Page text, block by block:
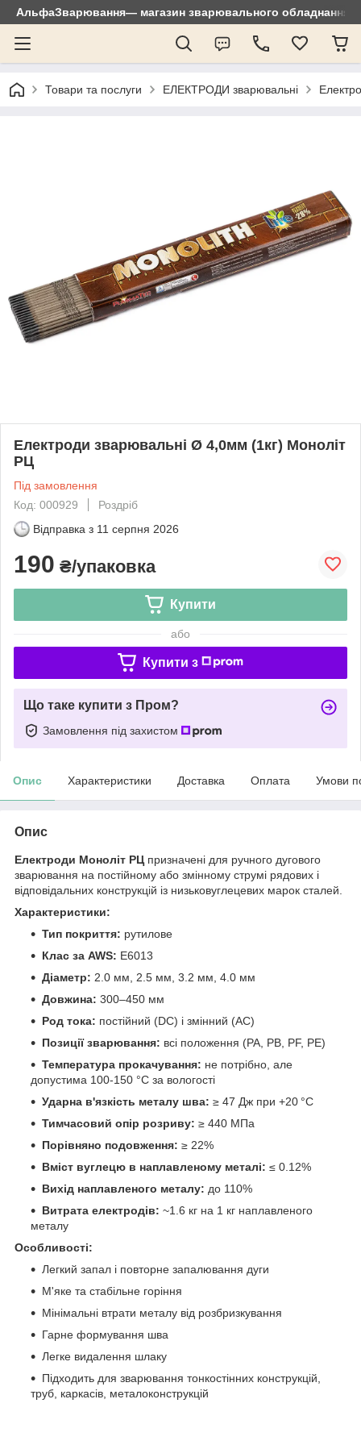
АльфаЗварювання— магазин зварювального обладнання:
Товари та послуги ЕЛЕКТРОДИ зварювальні
Електроди зварювальні Ø 4,0мм (1кг) Моноліт
РЦ
Під замовлення
Код: 000929
Роздріб
Відправка з 11 серпня 2026
190 ₴/упаковка
Купити
або
Купити з
Що таке купити з Пром?
Замовлення під захистом
Опис Характеристики Доставка Оплата Умови
Опис
Електроди Моноліт РЦ призначені для ручного дугового
зварювання на постійному або змінному струмі рядових і
відповідальних конструкцій із низьковуглецевих марок сталей.
Характеристики:
Тип покриття: рутилове
Клас за AWS: E6013
Діаметр: 2.0 мм, 2.5 мм, 3.2 мм, 4.0 мм
Довжина: 300–450 мм
Род тока: постійний (DC) і змінний (AC)
Позиції зварювання: всі положення (PA, PB, PF, PE)
Температура прокачування: не потрібно, але
допустима 100-150 °C за вологості
Ударна в'язкість металу шва: ≥ 47 Дж при +20 °C
Тимчасовий опір розриву: ≥ 440 МПа
Порівняно подовження: ≥ 22%
Вміст вуглецю в наплавленому металі: ≤ 0.12%
Вихід наплавленого металу: до 110%
Витрата електродів: ~1.6 кг на 1 кг наплавленого
металу
Особливості:
Легкий запал і повторне запалювання дуги
М'яке та стабільне горіння
Мінімальні втрати металу від розбризкування
Гарне формування шва
Легке видалення шлаку
Підходить для зварювання тонкостінних конструкцій,
труб, каркасів, металоконструкцій